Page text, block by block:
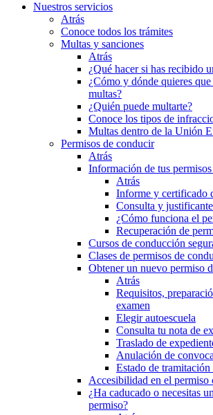
Nuestros servicios
Atrás
Conoce todos los trámites
Multas y sanciones
Atrás
¿Qué hacer si has recibido
¿Cómo y dónde quieres
multas?
¿Quién puede multarte?
Conoce los tipos de
Multas dentro de la Unión
Permisos de conducir
Atrás
Información de tus
Atrás
Informe y certificado
Consulta y
¿Cómo funciona el
Recuperación de
Cursos de conducción
Clases de permisos de
Obtener un nuevo permiso
Atrás
Requisitos,
examen
Elegir autoescuela
Consulta tu nota de
Traslado de
Anulación de
Estado de
Accesibilidad en el permiso
¿Ha caducado o necesitas
permiso?